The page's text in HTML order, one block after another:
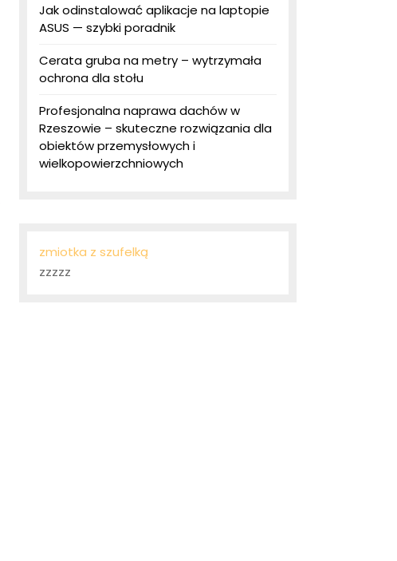
Jak odinstalować aplikacje na laptopie
ASUS — szybki poradnik
Cerata gruba na metry – wytrzymała
ochrona dla stołu
Profesjonalna naprawa dachów w
Rzeszowie – skuteczne rozwiązania dla
obiektów przemysłowych i
wielkopowierzchniowych
zmiotka z szufelką
zzzzz